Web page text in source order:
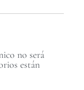
no será
están